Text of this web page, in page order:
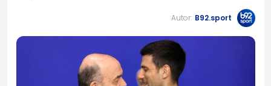
Autor: B92.sport